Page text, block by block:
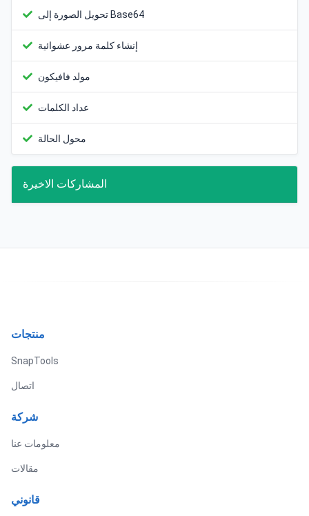
تحويل الصورة إلى Base64
إنشاء كلمة مرور عشوائية
مولد فافيكون
عداد الكلمات
محول الحالة
المشاركات الاخيرة
منتجات
SnapTools
اتصال
شركة
معلومات عنا
مقالات
قانوني